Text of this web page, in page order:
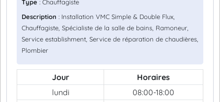
Type : Chauffagiste
Description : Installation VMC Simple & Double Flux,
Chauffagiste, Spécialiste de la salle de bains, Ramoneur,
Service establishment, Service de réparation de chaudières,
Plombier
Jour
Horaires
lundi
08:00-18:00